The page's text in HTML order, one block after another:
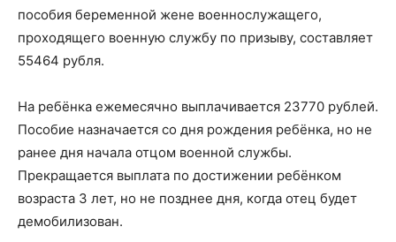
пособия беременной жене военнослужащего,
проходящего военную службу по призыву, составляет
55464 рубля.
На ребёнка ежемесячно выплачивается 23770 рублей.
Пособие назначается со дня рождения ребёнка, но не
ранее дня начала отцом военной службы.
Прекращается выплата по достижении ребёнком
возраста 3 лет, но не позднее дня, когда отец будет
демобилизован.